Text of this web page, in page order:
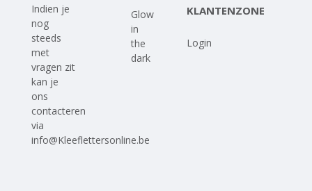
Indien je
nog
steeds
met
vragen zit
kan je
ons
contacteren
via
info@Kleeflettersonline.be
Glow
in
the
dark
KLANTENZONE
Login